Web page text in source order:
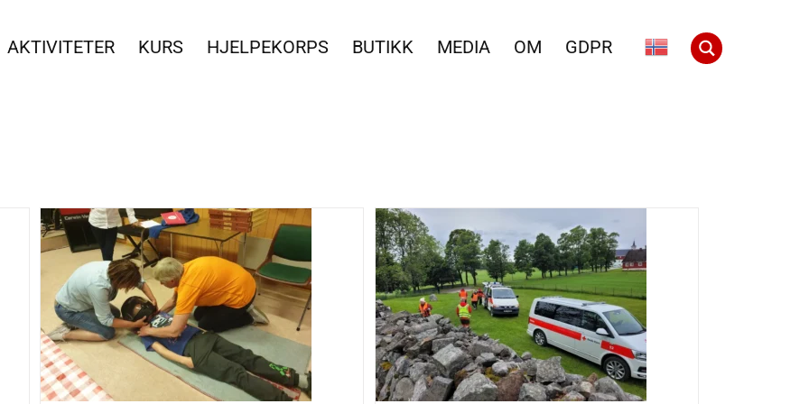
AKTIVITETER KURS HJELPEKORPS BUTIKK MEDIA OM GDPR